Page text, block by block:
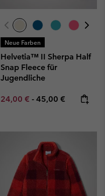
Neue Farben
Helvetia™ II Sherpa Half
Snap Fleece für
Jugendliche
Minimum sale price:
24,00 € - Maximum price:
45,00 €